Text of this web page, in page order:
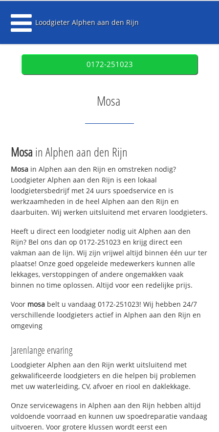
Loodgieter Alphen aan den Rijn
0172-251023
Mosa
Mosa in Alphen aan den Rijn
Mosa in Alphen aan den Rijn en omstreken nodig?
Loodgieter Alphen aan den Rijn is een lokaal
loodgietersbedrijf met 24 uurs spoedservice en is
werkzaamheden in de heel Alphen aan den Rijn en
daarbuiten. Wij werken uitsluitend met ervaren loodgieters.
Heeft u direct een loodgieter nodig uit Alphen aan den
Rijn? Bel ons dan op 0172-251023 en krijg direct een
vakman aan de lijn. Wij zijn vrijwel altijd binnen één uur ter
plaatse! Onze goed opgeleide medewerkers kunnen alle
lekkages, verstoppingen of andere ongemakken vaak
binnen no time oplossen. Altijd voor een redelijke prijs.
Voor mosa belt u vandaag 0172-251023! Wij hebben 24/7
verschillende loodgieters actief in Alphen aan den Rijn en
omgeving
Jarenlange ervaring
Loodgieter Alphen aan den Rijn werkt uitsluitend met
gekwalificeerde loodgieters en die helpen bij problemen
met uw waterleiding, CV, afvoer en riool en daklekkage.
Onze servicewagens in Alphen aan den Rijn hebben altijd
voldoende voorraad en kunnen uw spoedreparatie vandaag
uitvoeren. Voor grotere klussen wordt eerst een